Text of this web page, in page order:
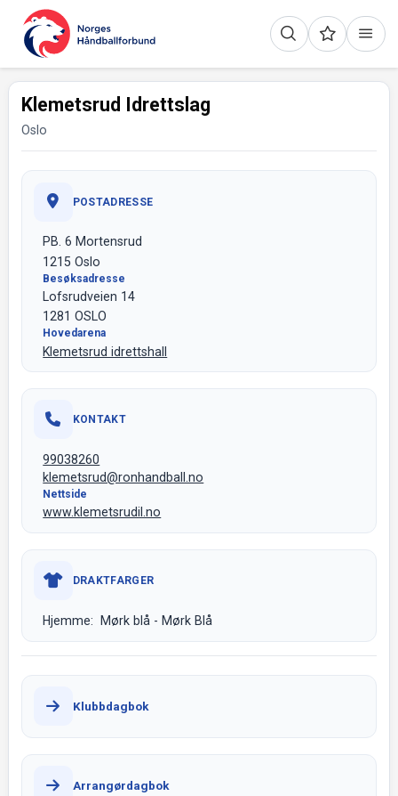
Klemetsrud Idrettslag
Oslo
POSTADRESSE
PB. 6 Mortensrud
1215 Oslo
Besøksadresse
Lofsrudveien 14
1281 OSLO
Hovedarena
Klemetsrud idrettshall
KONTAKT
99038260
klemetsrud@ronhandball.no
Nettside
www.klemetsrudil.no
DRAKTFARGER
Hjemme: Mørk blå - Mørk Blå
Klubbdagbok
Arrangørdagbok